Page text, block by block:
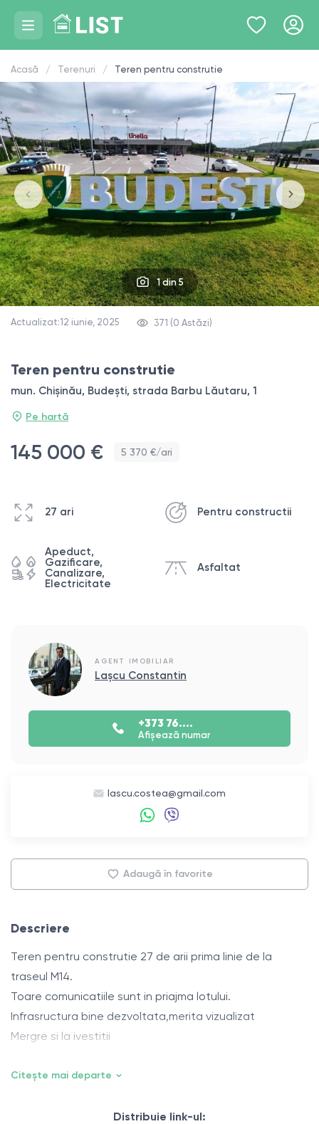
Acasă Terenuri Teren pentru construtie
1din 5
Actualizat:12 iunie, 2025 371 (0 Astăzi)
Teren pentru construtie
mun. Chișinău, Budești, strada Barbu Lăutaru, 1
Pe hartă
145 000 € 5 370 €/ari
27 ari Pentru constructii
Apeduct,
Gazificare,
Canalizare,
Electricitate
Asfaltat
AGENT IMOBILIAR
Lașcu Constantin
+373 76....
Afișează numar
lascu.costea@gmail.com
Adaugă în favorite
Descriere
Teren pentru construtie 27 de arii prima linie de la
traseul M14.
Toare comunicatiile sunt in priajma lotului.
Infrasructura bine dezvoltata,merita vizualizat
Mergre si la ivestitii
Citește mai departe
Distribuie link-ul: